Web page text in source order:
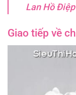
Lan Hồ
Giao tiếp về